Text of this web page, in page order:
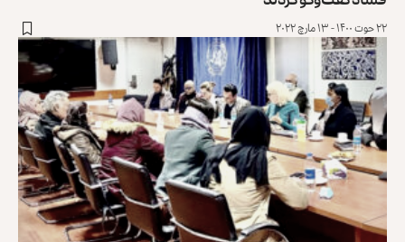
۲۲ حوت ۱۴۰۰ - ۱۳ مارچ ۲۰۲۲